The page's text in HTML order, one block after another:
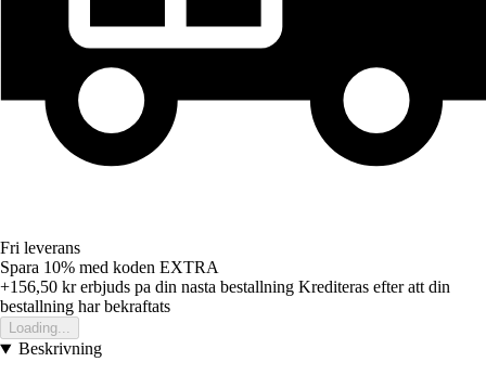
Fri leverans
Spara 10% med koden EXTRA
+156,50 krerbjuds pa din nasta bestallning Krediteras efter att din
bestallning har bekraftats
Loading...
Beskrivning